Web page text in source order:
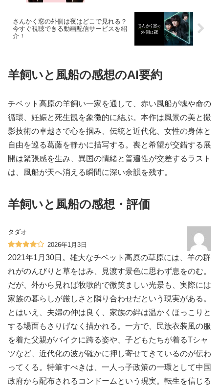
さんかく窓の外側は夜はどこで見れる？
今すぐ視聴できる動画配信サービスを紹
介！
羊飼いと風船の感想のAI要約
チベット高原の羊飼い一家を通して、赤い風船が魂や命の
循環、妊娠と死生観を象徴的に結ぶ。本作は風景の美と撮
影技術の卓越さで心を掴み、伝統と近代化、女性の身体と
自由を巡る葛藤を静かに描写する。喪と希望が交錯する展
開は緊張感を生み、異国の情緒と普遍性が交差するラスト
は、風船が天へ消える瞬間に深い余韻を残す。
羊飼いと風船の感想・評価
タダオ
2026年1月3日
2021年1月30日。雄大なチベット高原の草原には、羊の群
れがのんびりと草をはみ、見渡す景色に思わず息をのむ。
だが、外から見れば牧歌的で微笑ましい光景も、実際には
家族の暮らしが厳しさと隣り合わせだという現実がある。
とはいえ、夫婦の仲は良く、家族の絆は温かくほっこりと
する場面もさりげなく描かれる。一方で、民族衣装風の服
を着た父親がバイクに跨る姿や、子どもたちが着るTシャ
ツなど、近代化の波が確かに押し寄せてきているのが伝わ
ってくる。特筆すべきは、一人っ子政策の一環として中国
政府から配布されるコンドームという現実。転生を信じる